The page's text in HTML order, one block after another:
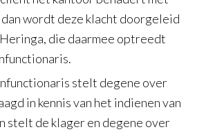
dan wordt deze klacht doorgeleid
Heringa, die daarmee optreedt
stelt degene over
in kennis van het indienen van
stelt de klager en degene over